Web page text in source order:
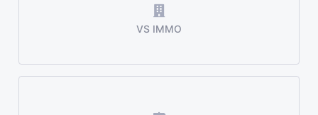
VS IMMO